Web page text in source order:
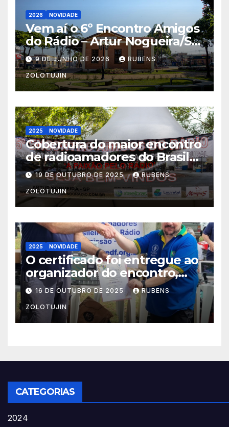
2026 NOVIDADE
Vem aí o 6º Encontro Amigos
do Rádio – Artur Nogueira/SP
10-11/10/2026
9 DE JUNHO DE 2026 RUBENS
ZOLOTUJIN
2025 NOVIDADE
Cobertura do maior encontro
de radioamadores do Brasil
Artur Nogueira 2025 por
pu2pyc
19 DE OUTUBRO DE 2025 RUBENS
ZOLOTUJIN
2025 NOVIDADE
O certificado foi entregue ao
organizador do encontro,
Rubens Zolotujin (PY2VE)
16 DE OUTUBRO DE 2025 RUBENS
ZOLOTUJIN
CATEGORIAS
2024